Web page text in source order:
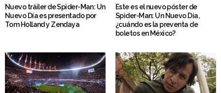
Nuevo tráiler de Spider-Man: Un
Nuevo Día es presentado por
Tom Holland y Zendaya
Este es el nuevo póster de
Spider-Man: Un Nuevo Día,
¿cuándo es la preventa de
boletos en México?